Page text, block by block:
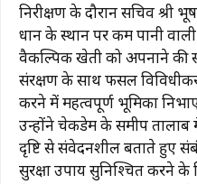
निरीक्षण के दौरान सचिव श्री
धान के स्थान पर कम पानी
वैकल्पिक खेती को अपनाने की
संरक्षण के साथ फसल
करने में महत्वपूर्ण भूमिका
उन्होंने चेकडेम के समीप तालाब
दृष्टि से संवेदनशील बताते हुए
सुरक्षा उपाय सुनिश्चित करने के